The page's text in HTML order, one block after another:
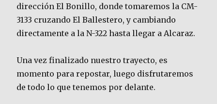
dirección El Bonillo, donde tomaremos la CM-
3133 cruzando El Ballestero, y cambiando
directamente a la N-322 hasta llegar a Alcaraz.
Una vez finalizado nuestro trayecto, es
momento para repostar, luego disfrutaremos
de todo lo que tenemos por delante.